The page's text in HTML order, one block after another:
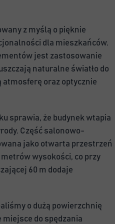
z myślą o pięknie
dla mieszkańców.
jest zastosowanie
naturalne światło do
oraz optycznie
sprawia, że budynek wtapia
Część salonowo-
jako otwarta przestrzeń
metrów wysokości, co przy
60 m dodaje
o dużą powierzchnię
do spędzania